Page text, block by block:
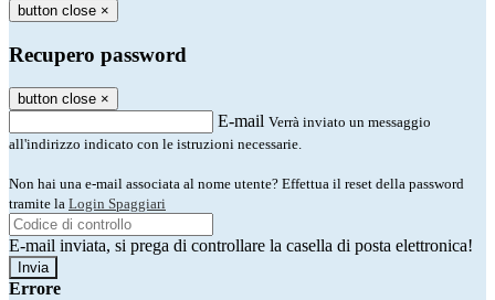
button close ×
Recupero password
button close ×
E-mail Verrà inviato un messaggio
all'indirizzo indicato con le istruzioni necessarie.
Non hai una e-mail associata al nome utente? Effettua il reset della password
tramite la Login Spaggiari
E-mail inviata, si prega di controllare la casella di posta elettronica!
Errore